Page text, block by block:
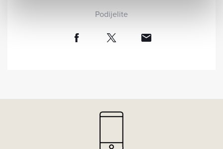
Podijelite